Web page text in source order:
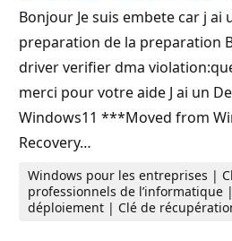
Bonjour Je suis embete car j ai
preparation de la preparation
driver verifier dma
merci pour votre aide J ai un
Windows11 ***Moved from
Recovery…
Windows pour les entreprises |
professionnels de l’informatique
déploiement | Clé de